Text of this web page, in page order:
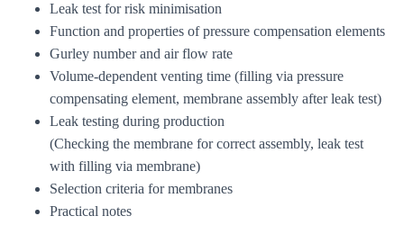
Leak test for risk minimisation
Function and properties of pressure compensation elements
Gurley number and air flow rate
Volume-dependent venting time (filling via pressure
compensating element, membrane assembly after leak test)
Leak testing during production
(Checking the membrane for correct assembly, leak test
with filling via membrane)
Selection criteria for membranes
Practical notes